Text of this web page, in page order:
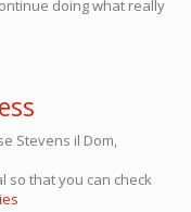
doing what really
Stevens il Dom,
so that you can check